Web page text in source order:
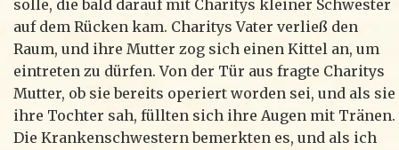
solle, die bald darauf mit Charitys kleiner Schwester
auf dem Rücken kam. Charitys Vater verließ den
Raum, und ihre Mutter zog sich einen Kittel an, um
eintreten zu dürfen. Von der Tür aus fragte Charitys
Mutter, ob sie bereits operiert worden sei, und als sie
ihre Tochter sah, füllten sich ihre Augen mit Tränen.
Die Krankenschwestern bemerkten es, und als ich